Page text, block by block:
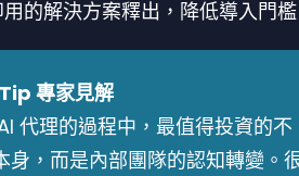
的解決方案釋出，降低導入門
專家見解
AI 代理的過程中，最值得投資的不
身，而是內部團隊的認知轉變。